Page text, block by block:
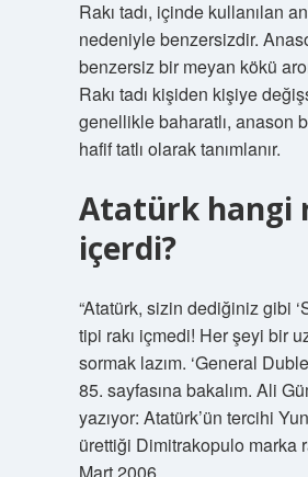
Rakı tadı, içinde kullanılan
nedeniyle benzersizdir.
benzersiz bir meyan kökü
Rakı tadı kişiden kişiye
genellikle baharatlı, anason
hafif tatlı olarak tanımlanır.
Atatürk hangi
içerdi?
“Atatürk, sizin dediğiniz gibi
tipi rakı içmedi! Her şeyi bir
sormak lazım. ‘General
85. sayfasına bakalım. Ali
yazıyor: Atatürk’ün tercihi
ürettiği Dimitrakopulo marka